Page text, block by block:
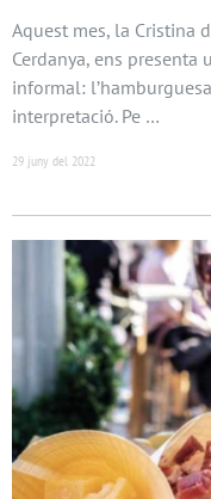
Aquest mes, la Cristina
Cerdanya, ens
informal:
interpretació. Pe …
29 juny del 2022